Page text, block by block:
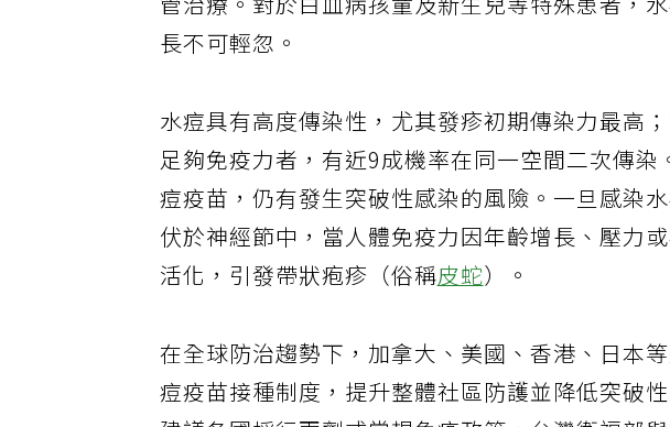
管治療。對於白血病孩童及新生兒等特殊患者，
長不可輕忽。
水痘具有高度傳染性，尤其發疹初期傳染力最高
足夠免疫力者，有近9成機率在同一空間二次傳
痘疫苗，仍有發生突破性感染的風險。一旦感染
伏於神經節中，當人體免疫力因年齡增長、壓力
活化，引發帶狀疱疹（俗稱皮蛇）。
在全球防治趨勢下，加拿大、美國、香港、日本
痘疫苗接種制度，提升整體社區防護並降低突破